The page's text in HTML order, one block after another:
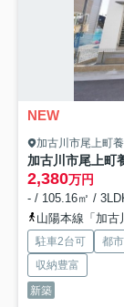
NEW
加古川市尾上町
加古川市尾上町
2,380万円
- / 105.16㎡ /
山陽本線「加古
駐車2台可 都
収納豊富
新築